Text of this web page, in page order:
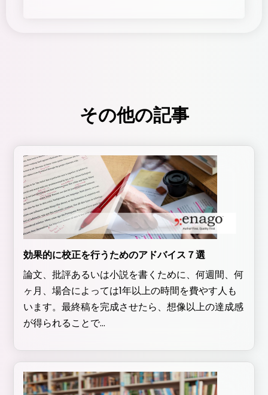
その他の記事
効果的に校正を行うためのアドバイス７選
論文、批評あるいは小説を書くために、何週間、何
ヶ月、場合によっては1年以上の時間を費やす人も
います。最終稿を完成させたら、想像以上の達成感
が得られることで...